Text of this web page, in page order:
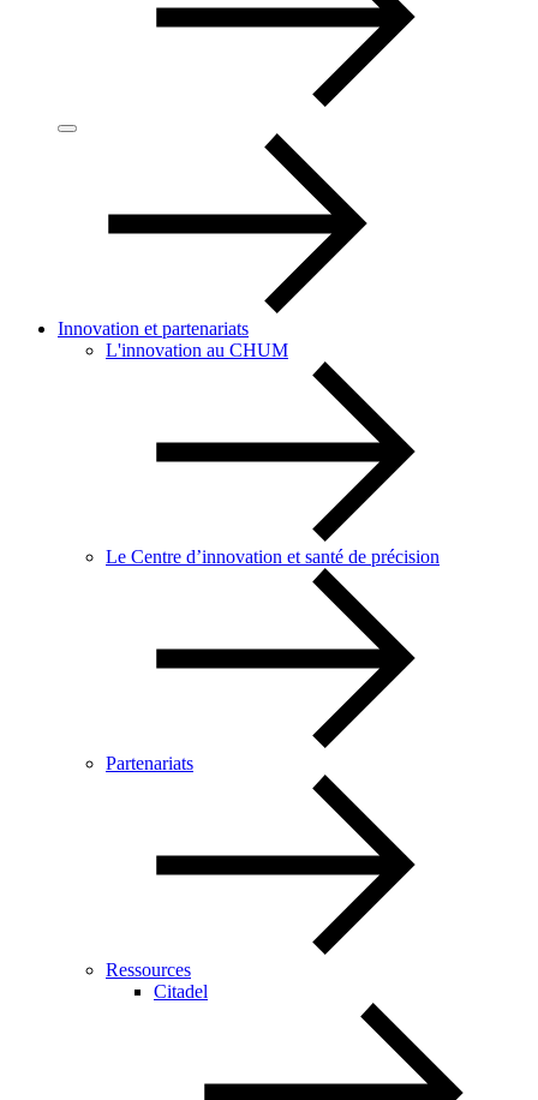
Innovation et partenariats
L'innovation au CHUM
Le Centre d’innovation et santé de précision
Partenariats
Ressources
Citadel